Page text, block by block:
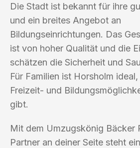
Die Stadt ist bekannt für ihre
und ein breites Angebot an
Bildungseinrichtungen. Das
ist von hoher Qualität und die
schätzen die Sicherheit und
Für Familien ist Horsholm
Freizeit- und
gibt.
Mit dem Umzugskönig Bäcker
Partner an deiner Seite steht